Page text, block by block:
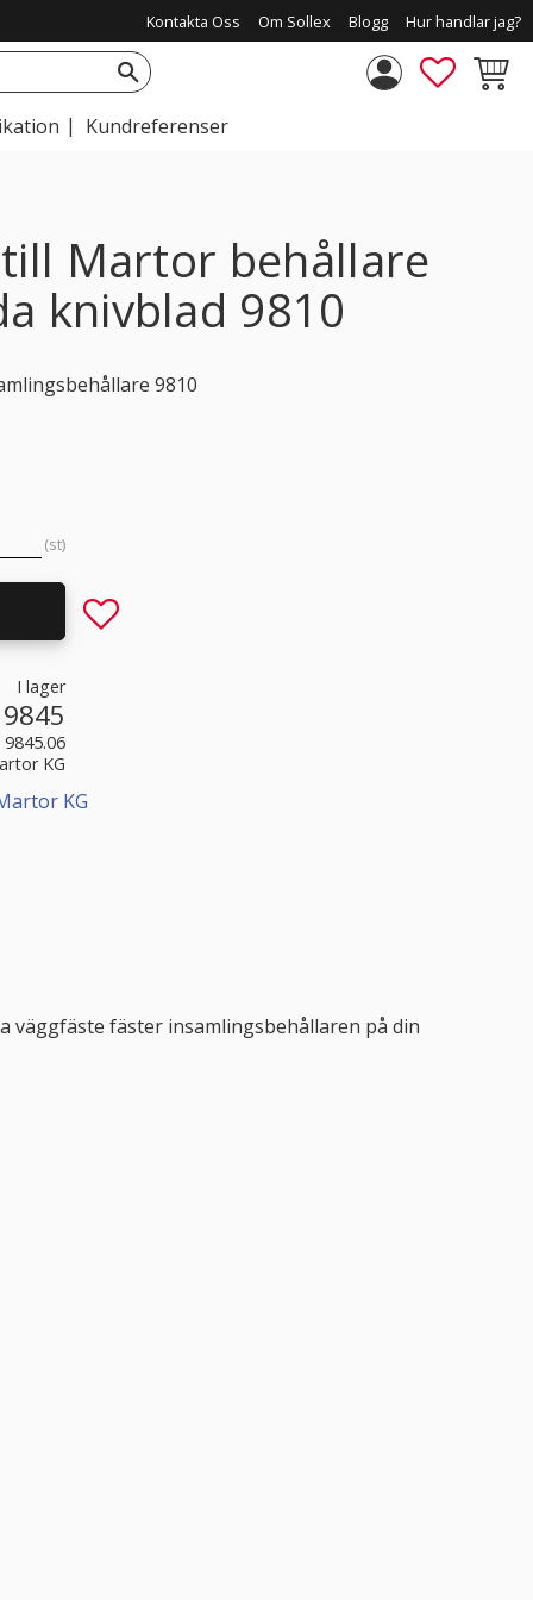
Kontakta Oss Om Sollex Blogg Hur handlar jag?
Kundreferenser
Martor behållare
knivblad 9810
9810
st
Lägg till i favoriter
I lager
9845
9845.06
KG
KG
väggfäste fäster insamlingsbehållaren på din